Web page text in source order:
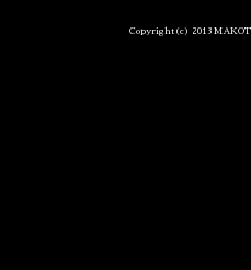
Copyright(c) 2013